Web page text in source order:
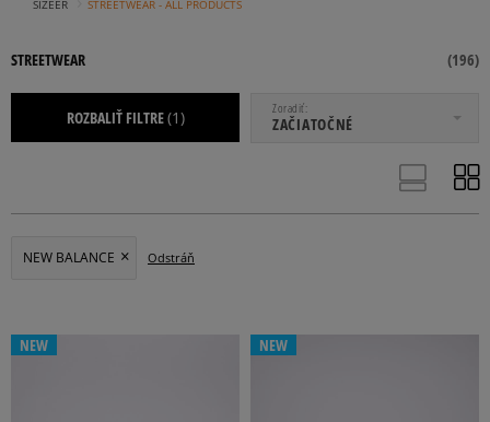
SIZEER STREETWEAR - ALL PRODUCTS
STREETWEAR (196)
ROZBALIŤ FILTRE(1) Zoradiť
ZAČIATOČNÉ
OD DO
ADIDAS ALPHA INDUSTRIES
NEW BALANCE Odstráň
NEW NEW